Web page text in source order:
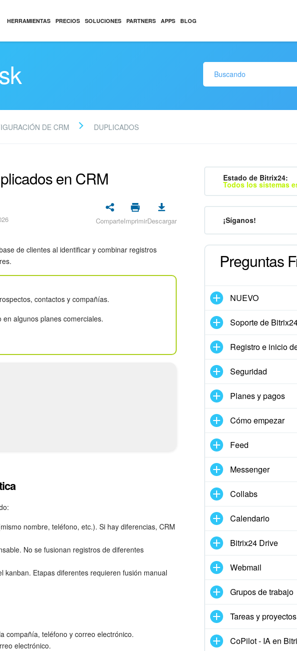
HERRAMIENTAS PRECIOS SOLUCIONES PARTNERS APPS BLOG
DE CRM DUPLICADOS
en CRM
ComparteImprimirDescargar
de clientes al identificar y combinar registros
contactos y compañías.
algunos planes comerciales.
nombre, teléfono, etc.). Si hay diferencias, CRM
No se fusionan registros de diferentes
kanban. Etapas diferentes requieren fusión manual
compañía, teléfono y correo electrónico.
electrónico.
Estado de Bitrix24:
Todos los sistemas
¡Síganos!
Preguntas
NUEVO
Soporte de
Registro e inicio
Seguridad
Planes y pagos
Cómo empezar
Feed
Messenger
Collabs
Calendario
Bitrix24 Drive
Webmail
Grupos de trabajo
Tareas y proyectos
CoPilot - IA en